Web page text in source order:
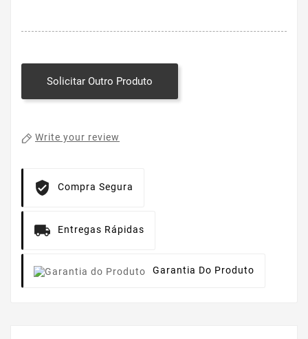
Solicitar Outro Produto
Write your review
Compra Segura
Entregas Rápidas
Garantia Do Produto